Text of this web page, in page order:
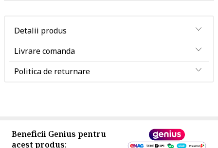
Detalii produs
Livrare comanda
Politica de returnare
Beneficii Genius pentru
acest produs: